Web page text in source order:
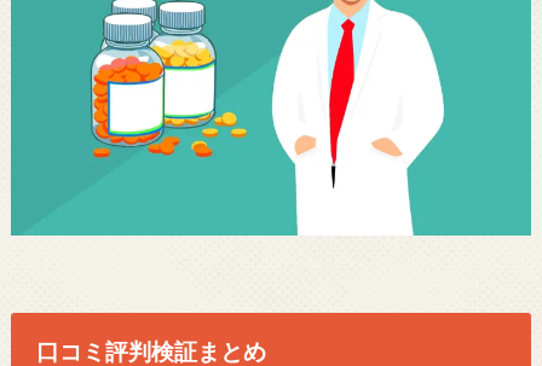
口コミ評判検証まとめ